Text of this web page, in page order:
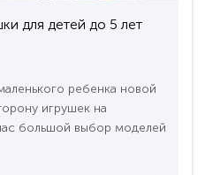
для детей до 5 лет
ребенка новой
игрушек на
большой выбор моделей
возраста. С развитием